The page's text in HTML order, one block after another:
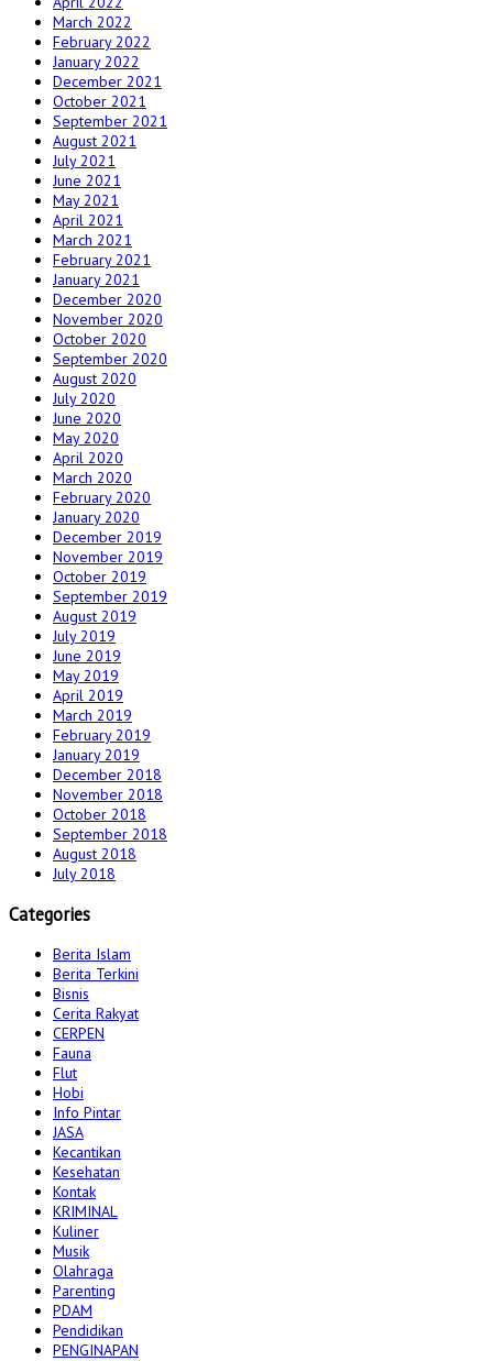
March 2022
February 2022
January 2022
December 2021
October 2021
September 2021
August 2021
July 2021
June 2021
May 2021
April 2021
March 2021
February 2021
January 2021
December 2020
November 2020
October 2020
September 2020
August 2020
July 2020
June 2020
May 2020
April 2020
March 2020
February 2020
January 2020
December 2019
November 2019
October 2019
September 2019
August 2019
July 2019
June 2019
May 2019
April 2019
March 2019
February 2019
January 2019
December 2018
November 2018
October 2018
September 2018
August 2018
July 2018
Categories
Berita Islam
Berita Terkini
Bisnis
Cerita Rakyat
CERPEN
Fauna
Flut
Hobi
Info Pintar
JASA
Kecantikan
Kesehatan
Kontak
KRIMINAL
Kuliner
Musik
Olahraga
Parenting
PDAM
Pendidikan
PENGINAPAN